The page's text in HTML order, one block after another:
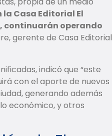
Casa Editorial El
continuarán operando
gerente de Casa Editorial
indicó que “este
con el aporte de nuevos
generando además
económico, y otros